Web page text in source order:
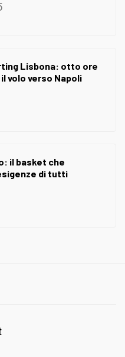
Lisbona: otto ore
volo verso Napoli
il basket che
di tutti